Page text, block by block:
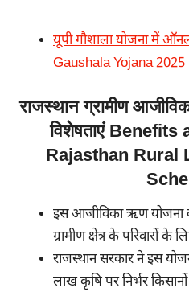
यूपी गौशाला योजना में
Gaushala Yojana 2025
राजस्थान ग्रामीण
विशेषताएं
Rajasthan Rural
इस आजीविका ऋण योजना
ग्रामीण क्षेत्र के परिवारों के
राजस्थान सरकार ने इस
लाख कृषि पर निर्भर